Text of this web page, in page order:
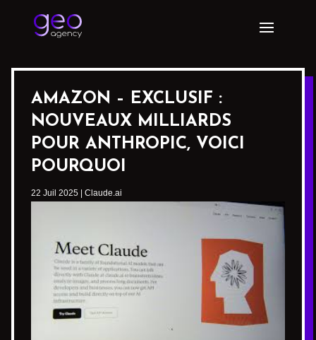
AMAZON – EXCLUSIF :
NOUVEAUX MILLIARDS
POUR ANTHROPIC, VOICI
POURQUOI
22 Juil 2025 Claude.ai